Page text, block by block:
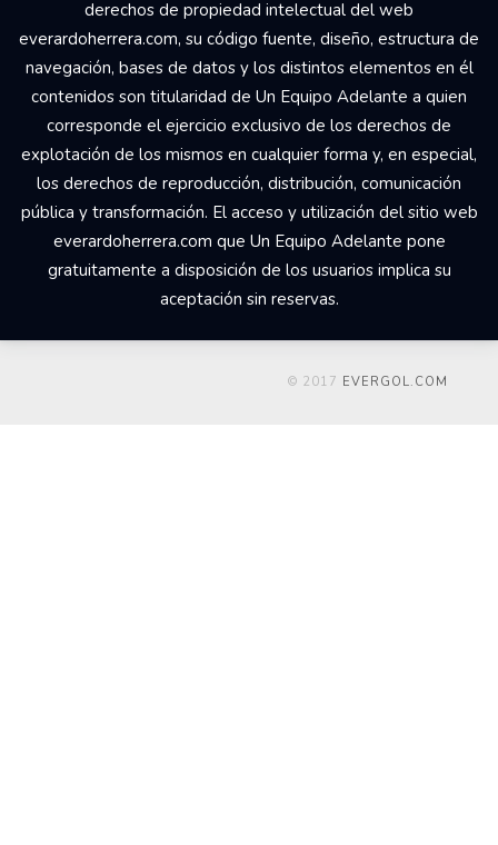
derechos de propiedad intelectual del web
everardoherrera.com, su código fuente, diseño, estructura de
navegación, bases de datos y los distintos elementos en él
contenidos son titularidad de Un Equipo Adelante a quien
corresponde el ejercicio exclusivo de los derechos de
explotación de los mismos en cualquier forma y, en especial,
los derechos de reproducción, distribución, comunicación
pública y transformación. El acceso y utilización del sitio web
everardoherrera.com que Un Equipo Adelante pone
gratuitamente a disposición de los usuarios implica su
aceptación sin reservas.
© 2017 EVERGOL.COM